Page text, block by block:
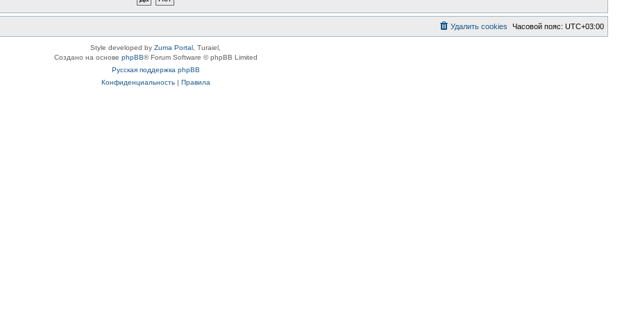
Часовой пояс: UTC+03:00
Удалить cookies
Style developed by Zuma Portal , Turaiel,
Создано на основе phpBB® Forum Software © phpBB Limited
Русская поддержка phpBB
Конфиденциальность| Правила